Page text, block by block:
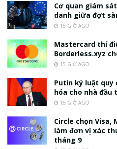
Cơ quan giám
danh giữa đợt
15 GIỜ AGO
Mastercard thí
Borderless.xyz
15 GIỜ AGO
Putin ký luật quy
hóa cho nhà đầu
15 GIỜ AGO
Circle chọn Visa,
làm đơn vị xác
tháng 9